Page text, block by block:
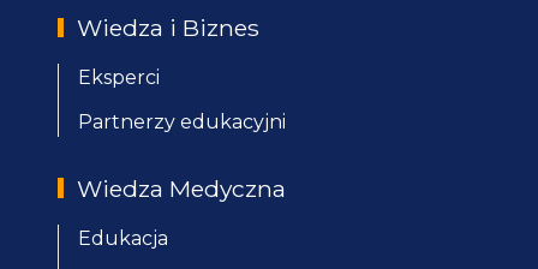
Wiedza i Biznes
Eksperci
Partnerzy edukacyjni
Wiedza Medyczna
Edukacja